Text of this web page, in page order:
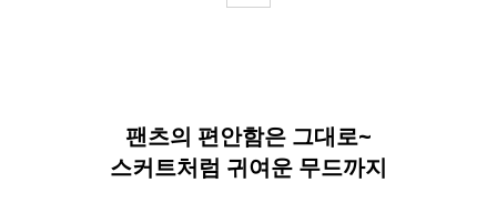
팬츠의 편안함은 그대로~
스커트처럼 귀여운 무드까지